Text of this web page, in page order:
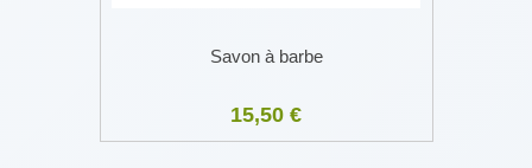
Savon à barbe
15,50 €